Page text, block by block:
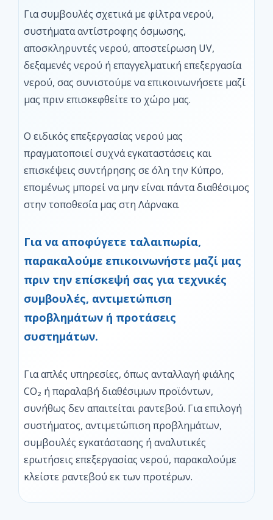
Για συμβουλές σχετικά με φίλτρα νερού,
συστήματα αντίστροφης όσμωσης,
αποσκληρυντές νερού, αποστείρωση UV,
δεξαμενές νερού ή επαγγελματική επεξεργασία
νερού, σας συνιστούμε να επικοινωνήσετε μαζί
μας πριν επισκεφθείτε το χώρο μας.
Ο ειδικός επεξεργασίας νερού μας
πραγματοποιεί συχνά εγκαταστάσεις και
επισκέψεις συντήρησης σε όλη την Κύπρο,
επομένως μπορεί να μην είναι πάντα διαθέσιμος
στην τοποθεσία μας στη Λάρνακα.
Για να αποφύγετε ταλαιπωρία,
παρακαλούμε επικοινωνήστε μαζί μας
πριν την επίσκεψή σας για τεχνικές
συμβουλές, αντιμετώπιση
προβλημάτων ή προτάσεις
συστημάτων.
Για απλές υπηρεσίες, όπως ανταλλαγή φιάλης
CO₂ ή παραλαβή διαθέσιμων προϊόντων,
συνήθως δεν απαιτείται ραντεβού. Για επιλογή
συστήματος, αντιμετώπιση προβλημάτων,
συμβουλές εγκατάστασης ή αναλυτικές
ερωτήσεις επεξεργασίας νερού, παρακαλούμε
κλείστε ραντεβού εκ των προτέρων.